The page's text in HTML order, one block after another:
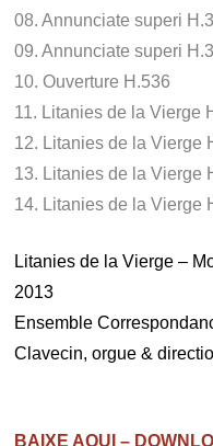
08. Annunciate superi
09. Annunciate superi
10. Ouverture H.536
11. Litanies de la Vierge
12. Litanies de la Vierge
13. Litanies de la Vierge
14. Litanies de la Vierge
Litanies de la Vierge –
2013
Ensemble
Clavecin, orgue &
BAIXE AQUI –